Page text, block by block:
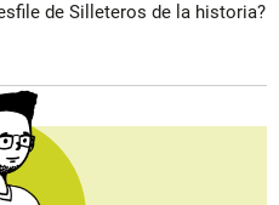
de Silleteros de la historia?